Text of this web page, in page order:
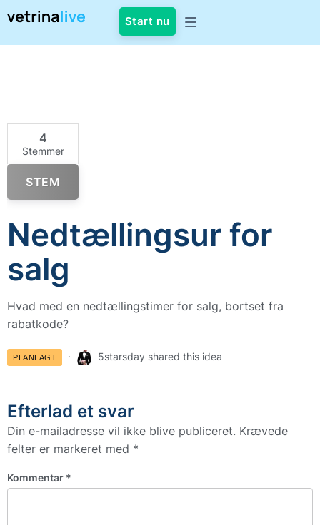
Start nu
4
Stemmer
STEM
Nedtællingsur for
salg
Hvad med en nedtællingstimer for salg, bortset fra
rabatkode?
PLANLAGT 5starsday shared this idea
Efterlad et svar
Din e-mailadresse vil ikke blive publiceret. Krævede
felter er markeret med *
Kommentar *